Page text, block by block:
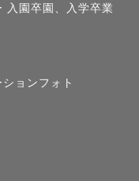
⚪︎人見知
また、発
でも安心
🌟お子様
ていきま
入園卒園、入学卒業
ョンフォト